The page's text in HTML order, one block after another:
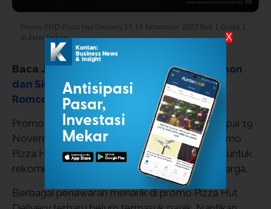
Promo PHD Pizza Hut Delivery 17-19 November 2023 Beli 1 Gratis 1
di Akhir Pekan
Baca Juga:Jadwal Tayang Drakor My Demon
dan Sinopsis, Song Kang-Kim Yoo Jung di
Romcom-Fantasi
Promo Pizza Hut Delivery terbaru berlaku sampai 19
November 2023. Nikmati lezatnya pizza di promo
Pizza Hut terbaru selama akhir pekan tersebut untuk
rekomendasi makan bersama teman atau keluarga.
Berbagai penawaran menarik di promo Pizza Hut
X